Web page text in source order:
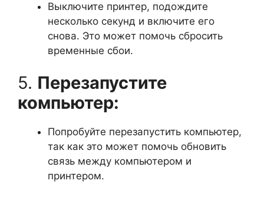
Выключите принтер, подождите
несколько секунд и включите его
снова. Это может помочь сбросить
временные сбои.
5. Перезапустите
компьютер:
Попробуйте перезапустить компьютер,
так как это может помочь обновить
связь между компьютером и
принтером.